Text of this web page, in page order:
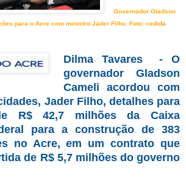
Governador Gladson
para o Acre com ministro Jáder Filho. Foto: cedida
Dilma Tavares - O
governador Gladson
Cameli acordou com
Jader Filho, detalhes para
R$ 42,7 milhões da Caixa
para a construção de 383
no Acre, em um contrato que
de R$ 5,7 milhões do governo